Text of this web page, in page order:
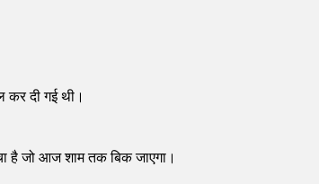
कर दी गई थी।
है जो आज शाम तक बिक जाएगा।